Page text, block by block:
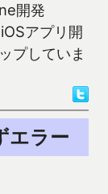
開発
アプリ開
プしていま
エラー